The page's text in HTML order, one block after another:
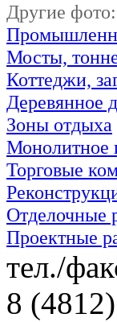
Другие фото:
Мосты,
Коттеджи,
Деревянное
Зоны отдыха
Монолитное
Торговые
Отделочные
Проектные
тел./
8